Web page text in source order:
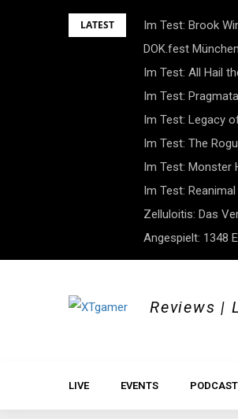
LATEST
Im Test: Brook
DOK.fest
Im Test: All Hail
Im Test:
Im Test: Legacy
Im Test: The
Im Test: Monster
Im Test: Reanimal
Zelluloitis: Das
Angespielt: 1348
Reviews |
LIVE EVENTS PODCAST